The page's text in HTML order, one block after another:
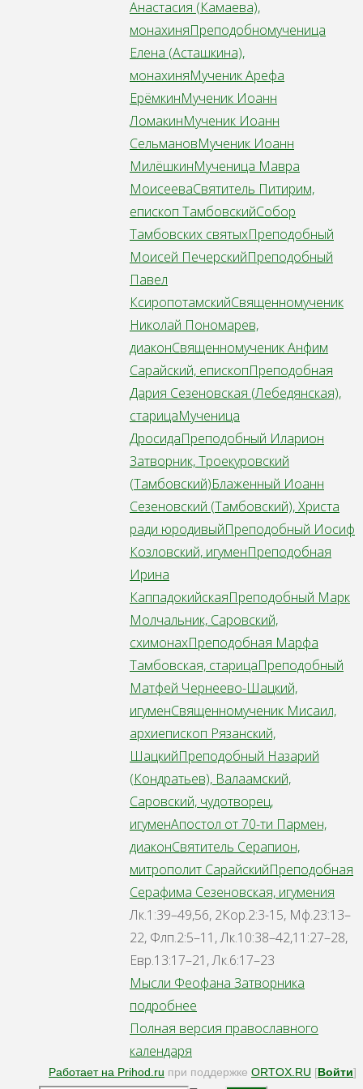
Анастасия (Камаева),
монахиняПреподобномученица
Елена (Асташкина),
монахиняМученик Арефа
ЕрёмкинМученик Иоанн
ЛомакинМученик Иоанн
СельмановМученик Иоанн
МилёшкинМученица Мавра
МоисееваСвятитель Питирим,
епископ ТамбовскийСобор
Тамбовских святыхПреподобный
Моисей ПечерскийПреподобный
Павел
КсиропотамскийСвященномученик
Николай Пономарев,
диаконСвященномученик Анфим
Сарайский, епископПреподобная
Дария Сезеновская (Лебедянская),
старицаМученица
ДросидаПреподобный Иларион
Затворник, Троекуровский
(Тамбовский)Блаженный Иоанн
Сезеновский (Тамбовский), Христа
ради юродивыйПреподобный Иосиф
Козловский, игуменПреподобная
Ирина
КаппадокийскаяПреподобный Марк
Молчальник, Саровский,
схимонахПреподобная Марфа
Тамбовская, старицаПреподобный
Матфей Чернеево-Шацкий,
игуменСвященномученик Мисаил,
архиепископ Рязанский,
ШацкийПреподобный Назарий
(Кондратьев), Валаамский,
Саровский, чудотворец,
игуменАпостол от 70-ти Пармен,
диаконСвятитель Серапион,
митрополит СарайскийПреподобная
Серафима Сезеновская, игумения
Лк.1:39–49,56, 2Кор.2:3-15, Мф.23:13–
22, Флп.2:5–11, Лк.10:38–42,11:27–28,
Евр.13:17–21, Лк.6:17–23
Мысли Феофана Затворника
подробнее
Полная версия православного
календаря
Работает на Prihod.ru при поддержке ORTOX.RU [Войти]